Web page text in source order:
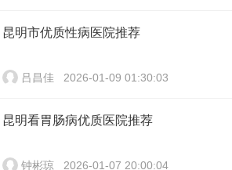
昆明市优质性病医院推荐
吕昌佳 2026-01-09 01:30:03
昆明看胃肠病优质医院推荐
钟彬琼 2026-01-07 20:00:04